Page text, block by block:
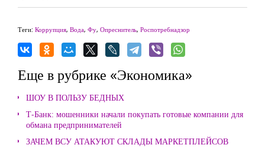
Теги: Коррупция, Вода, Фу, Опреснитель, Роспотребнадзор
Еще в рубрике «Экономика»
ШОУ В ПОЛЬЗУ БЕДНЫХ
Т-Банк: мошенники начали покупать готовые компании для
обмана предпринимателей
ЗАЧЕМ ВСУ АТАКУЮТ СКЛАДЫ МАРКЕТПЛЕЙСОВ